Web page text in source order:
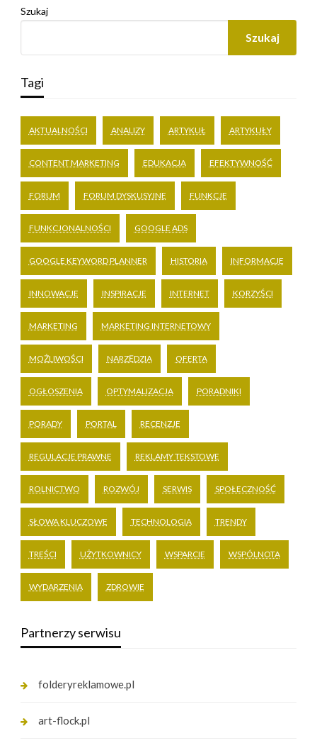
Szukaj
Szukaj
Tagi
AKTUALNOŚCI ANALIZY ARTYKUŁ ARTYKUŁY
CONTENT MARKETING EDUKACJA EFEKTYWNOŚĆ
FORUM FORUM DYSKUSYJNE FUNKCJE
FUNKCJONALNOŚCI GOOGLE ADS
GOOGLE KEYWORD PLANNER HISTORIA INFORMACJE
INNOWACJE INSPIRACJE INTERNET KORZYŚCI
MARKETING MARKETING INTERNETOWY
MOŻLIWOŚCI NARZĘDZIA OFERTA
OGŁOSZENIA OPTYMALIZACJA PORADNIKI
PORADY PORTAL RECENZJE
REGULACJE PRAWNE REKLAMY TEKSTOWE
ROLNICTWO ROZWÓJ SERWIS SPOŁECZNOŚĆ
SŁOWA KLUCZOWE TECHNOLOGIA TRENDY
TREŚCI UŻYTKOWNICY WSPARCIE WSPÓLNOTA
WYDARZENIA ZDROWIE
Partnerzy serwisu
folderyreklamowe.pl
art-flock.pl